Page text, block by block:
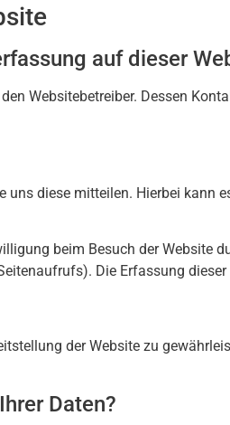
auf dieser
Websitebetreiber. Dessen
uns diese mitteilen. Hierbei
beim Besuch der Website
Die Erfassung
der Website zu
Daten?